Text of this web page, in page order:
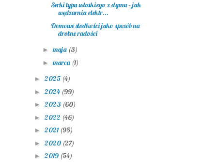
Serki typu włoskiego z dymu – jak
wędzarnia elektr...
Domowe słodkości jako sposób na
drobne radości
►maja (3)
► marca (1)
► 2025 (4)
► 2024 (99)
► 2023 (60)
► 2022 (46)
► 2021 (95)
► 2020 (27)
► 2019 (54)